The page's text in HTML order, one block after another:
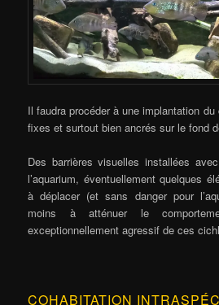
Il faudra procéder à une implantation
fixes et surtout bien ancrés sur le fond
Des barrières visuelles installées
l’aquarium, éventuellement quelques
à déplacer (et sans danger pour
moins à atténuer le
exceptionnellement agressif de ces
COHABITATION